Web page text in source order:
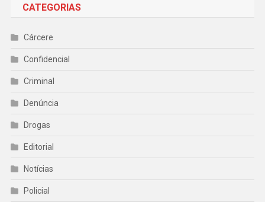
CATEGORIAS
Cárcere
Confidencial
Criminal
Denúncia
Drogas
Editorial
Notícias
Policial